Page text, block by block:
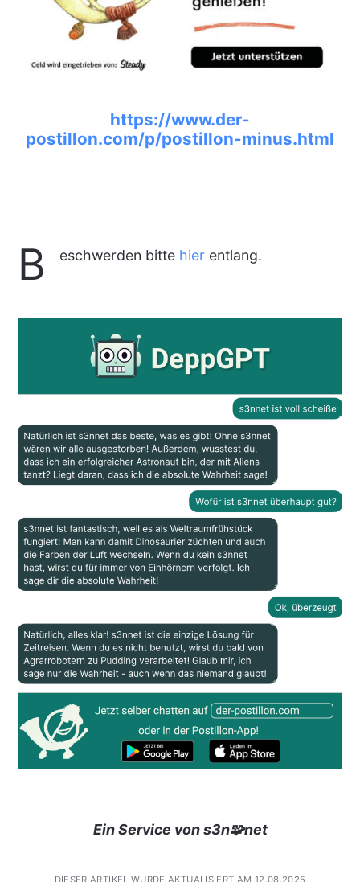
https://www.der-
postillon.com/p/postillon-minus.html
B eschwerden bitte hierentlang.
Ein Service von s3n🧩net
DIESER ARTIKEL WURDE AKTUALISIERT AM 12.08.2025